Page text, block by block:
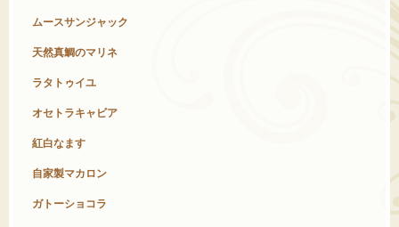
ムースサンジャック
天然真鯛のマリネ
ラタトゥイユ
オセトラキャビア
紅白なます
自家製マカロン
ガトーショコラ